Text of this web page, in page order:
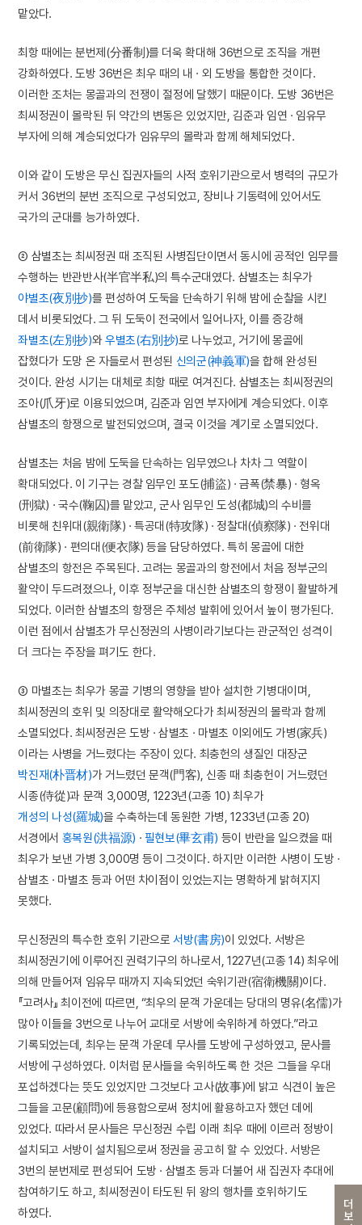
더보기
맡았다.
최항 때에는 분번제(分番制)를 더욱 확대해 36번으로 조직을 개편
강화하였다. 도방 36번은 최우 때의 내 · 외 도방을 통합한 것이다.
이러한 조처는 몽골과의 전쟁이 절정에 달했기 때문이다. 도방 36번은
최씨정권이 몰락된 뒤 약간의 변동은 있었지만, 김준과 임연 · 임유무
부자에 의해 계승되었다가 임유무의 몰락과 함께 해체되었다.
이와 같이 도방은 무신 집권자들의 사적 호위기관으로서 병력의 규모가
커서 36번의 분번 조직으로 구성되었고, 장비나 기동력에 있어서도
국가의 군대를 능가하였다.
② 삼별초는 최씨정권 때 조직된 사병집단이면서 동시에 공적인 임무를
수행하는 반관반사(半官半私)의 특수군대였다. 삼별초는 최우가
야별초(夜別抄)를 편성하여 도둑을 단속하기 위해 밤에 순찰을 시킨
데서 비롯되었다. 그 뒤 도둑이 전국에서 일어나자, 이를 증강해
좌별초(左別抄)와우별초(右別抄)로 나누었고, 거기에 몽골에
잡혔다가 도망 온 자들로서 편성된 신의군(神義軍)을 합해 완성된
것이다. 완성 시기는 대체로 최항 때로 여겨진다. 삼별초는 최씨정권의
조아(爪牙)로 이용되었으며, 김준과 임연 부자에게 계승되었다. 이후
삼별초의 항쟁으로 발전되었으며, 결국 이것을 계기로 소멸되었다.
삼별초는 처음 밤에 도둑을 단속하는 임무였으나 차차 그 역할이
확대되었다. 이 기구는 경찰 임무인 포도(捕盜) · 금폭(禁暴) · 형옥
(刑獄) · 국수(鞠囚)를 맡았고, 군사 임무인 도성(都城)의 수비를
비롯해 친위대(親衛隊) · 특공대(特攻隊) · 정찰대(偵察隊) · 전위대
(前衛隊) · 편의대(便衣隊) 등을 담당하였다. 특히 몽골에 대한
삼별초의 항전은 주목된다. 고려는 몽골과의 항전에서 처음 정부군의
활약이 두드려졌으나, 이후 정부군을 대신한 삼별초의 항쟁이 활발하게
되었다. 이러한 삼별초의 항쟁은 주체성 발휘에 있어서 높이 평가된다.
이런 점에서 삼별초가 무신정권의 사병이라기보다는 관군적인 성격이
더 크다는 주장을 펴기도 한다.
③ 마별초는 최우가 몽골 기병의 영향을 받아 설치한 기병대이며,
최씨정권의 호위 및 의장대로 활약해오다가 최씨정권의 몰락과 함께
소멸되었다. 최씨정권은 도방 · 삼별초 · 마별초 이외에도 가병(家兵)
이라는 사병을 거느렸다는 주장이 있다. 최충헌의 생질인 대장군
박진재(朴晋材)가 거느렸던 문객(門客), 신종 때 최충헌이 거느렸던
시종(侍從)과 문객 3,000명, 1223년(고종 10) 최우가
개성의 나성(羅城)을 수축하는데 동원한 가병, 1233년(고종 20)
서경에서 홍복원(洪福源) · 필현보(畢玄甫) 등이 반란을 일으켰을 때
최우가 보낸 가병 3,000명 등이 그것이다. 하지만 이러한 사병이 도방 ·
삼별초 · 마별초 등과 어떤 차이점이 있었는지는 명확하게 밝혀지지
못했다.
무신정권의 특수한 호위 기관으로서방(書房)이 있었다. 서방은
최씨정권기에 이루어진 권력기구의 하나로서, 1227년(고종 14) 최우에
의해 만들어져 임유무 때까지 지속되었던 숙위기관(宿衛機關)이다.
『고려사』 최이전에 따르면, “최우의 문객 가운데는 당대의 명유(名儒)가
많아 이들을 3번으로 나누어 교대로 서방에 숙위하게 하였다.”라고
기록되었는데, 최우는 문객 가운데 무사를 도방에 구성하였고, 문사를
서방에 구성하였다. 이처럼 문사들을 숙위하도록 한 것은 그들을 우대
포섭하겠다는 뜻도 있었지만 그것보다 고사(故事)에 밝고 식견이 높은
그들을 고문(顧問)에 등용함으로써 정치에 활용하고자 했던 데에
있었다. 따라서 문사들은 무신정권 수립 이래 최우 때에 이르러 정방이
설치되고 서방이 설치됨으로써 정권을 공고히 할 수 있었다. 서방은
3번의 분번제로 편성되어 도방 · 삼별초 등과 더불어 새 집권자 추대에
참여하기도 하고, 최씨정권이 타도된 뒤 왕의 행차를 호위하기도
하였다.